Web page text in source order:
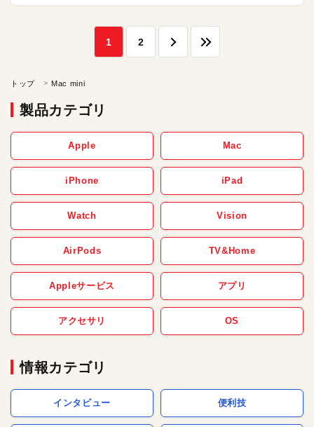
1 2
トップ Mac mini
製品カテゴリ
Apple Mac
iPhone iPad
Watch Vision
AirPods TV&Home
Appleサービス アプリ
アクセサリ OS
情報カテゴリ
インタビュー 便利技